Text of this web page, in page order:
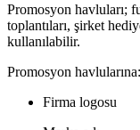
Promosyon havluları;
toplantıları, şirket
kullanılabilir.
Promosyon havlularına:
Firma logosu